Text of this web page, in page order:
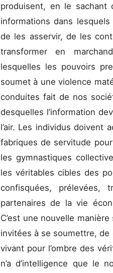
produisent, en le
informations dans
de les asservir, de les
transformer en
lesquelles les pouvoirs
soumet à une violence
conduites fait de nos
desquelles l’information
l’air. Les individus doivent
fabriques de servitude
les gymnastiques
les véritables cibles des
confisquées,
partenaires de la vie
C’est une nouvelle
invitées à se soumettre,
vivant pour l’ombre des
n’a d’intelligence que le